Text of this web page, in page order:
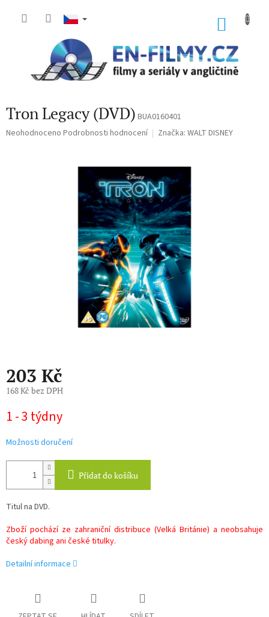
Tron Legacy (DVD) BUA0160401
Průměrné
Neohodnoceno Podrobnosti hodnocení Značka: WALT DISNEY
203 Kč
168 Kč bez DPH
cena:
1 - 3 týdny
Možnosti doručení
Přidat do košíku
Titul na DVD.
Zboží pochází ze zahraniční distribuce (Velká Británie) a neobsahuje
český dabing ani české titulky.
Detailní informace